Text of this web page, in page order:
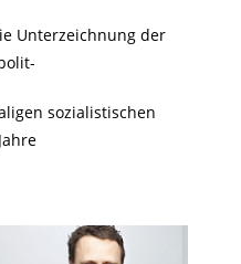
Unterzeichnung der
sozialistischen